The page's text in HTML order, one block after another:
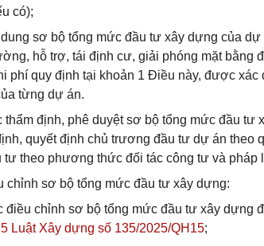
có);
sơ bộ tổng mức đầu tư xây dựng của
hỗ trợ, tái định cư, giải phóng mặt bằng
phí quy định tại khoản 1 Điều này, được
từng dự án.
thẩm định, phê duyệt sơ bộ tổng mức đầu
quyết định chủ trương đầu tư dự án theo
tư theo phương thức đối tác công tư và pháp
chỉnh sơ bộ tổng mức đầu tư xây dựng:
điều chỉnh sơ bộ tổng mức đầu tư xây dựng
Luật Xây dựng số 135/2025/QH15;